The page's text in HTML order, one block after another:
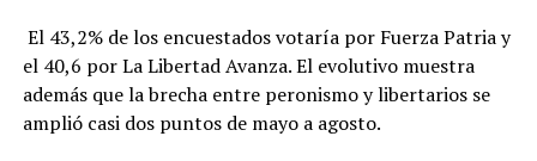
El 43,2% de los encuestados votaría por Fuerza Patria y
el 40,6 por La Libertad Avanza. El evolutivo muestra
además que la brecha entre peronismo y libertarios se
amplió casi dos puntos de mayo a agosto.